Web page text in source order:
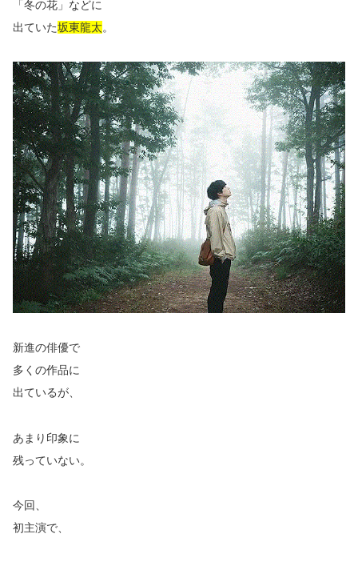
「冬の花」などに
出ていた坂東龍太。
新進の俳優で
多くの作品に
出ているが、
あまり印象に
残っていない。
今回、
初主演で、